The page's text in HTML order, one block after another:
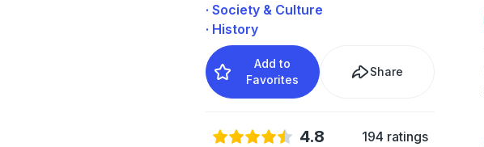
· Society & Culture
· History
Add to
Favorites
Share
4.8 194 ratings